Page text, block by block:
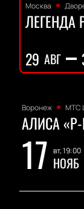
Москва
ЛЕГЕНДА
29 АВГ
Воронеж МТС
АЛИСА
17 вт, 19:00
НОЯБ